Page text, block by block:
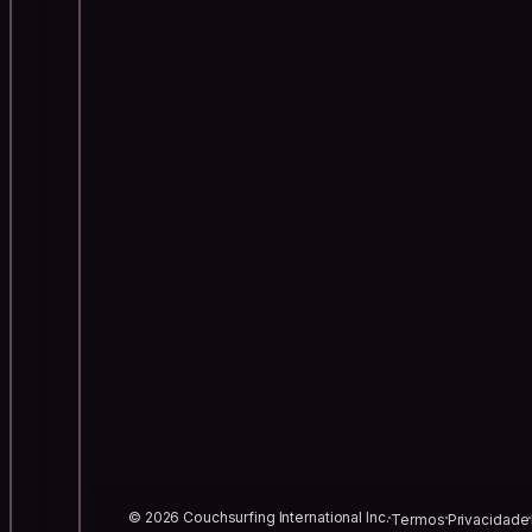
© 2026 Couchsurfing International Inc.TermosPrivacidade